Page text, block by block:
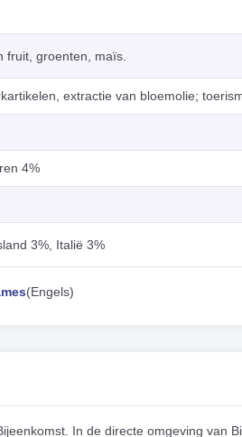
fruit, groenten, maïs.
extractie van bloemolie;
4%
3%, Italië 3%
(Engels)
In de directe omgeving van